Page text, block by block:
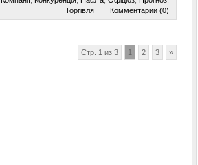
Торгівля
Комментарии (0)
Стр. 1 из 3 1 2 3 »